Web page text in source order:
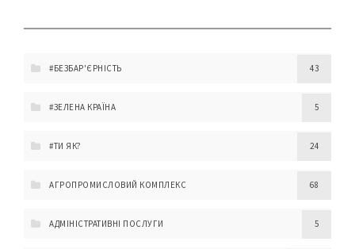
#БЕЗБАР'ЄРНІСТЬ 43
#ЗЕЛЕНА КРАЇНА 5
#ТИ ЯК? 24
АГРОПРОМИСЛОВИЙ КОМПЛЕКС 68
АДМІНІСТРАТИВНІ ПОСЛУГИ 5